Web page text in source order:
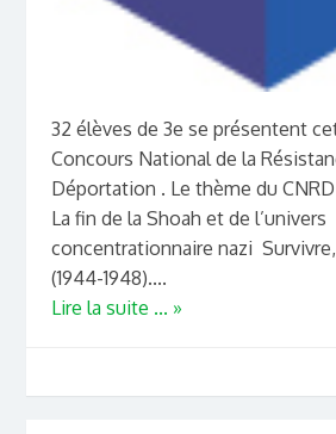
32 élèves de 3e se présentent
Concours National de la
Déportation . Le thème du
La fin de la Shoah et de l’univers
concentrationnaire nazi
(1944-1948)....
Lire la suite ... »